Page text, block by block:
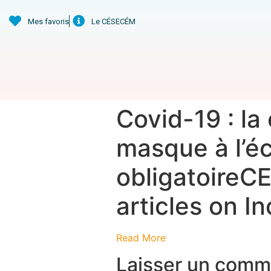
Mes favoris Le CÉSECÉM
Covid-19 :
masque à
articles on
Read More
Laisser un